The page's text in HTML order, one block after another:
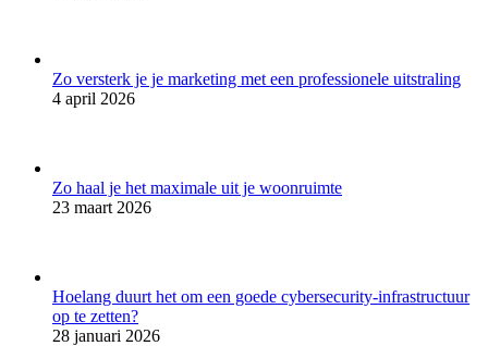
Zo versterk je je marketing met een professionele uitstraling
4 april 2026
Zo haal je het maximale uit je woonruimte
23 maart 2026
Hoelang duurt het om een goede cybersecurity-infrastructuur
op te zetten?
28 januari 2026